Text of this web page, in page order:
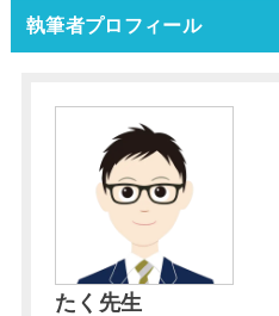
執筆者プロフィール
たく先生